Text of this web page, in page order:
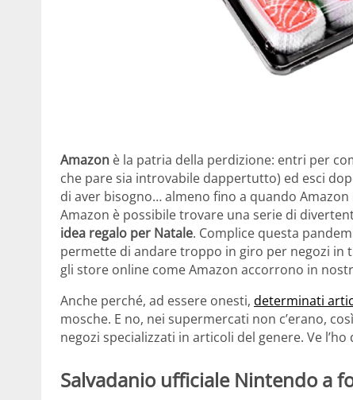
Amazon è la patria della perdizione: entri per
che pare sia introvabile dappertutto) ed esci
di aver bisogno… almeno fino a quando
Amazon è possibile trovare una serie di
idea regalo per Natale. Complice questa
permette di andare troppo in giro per negozi in
gli store online come Amazon accorrono in
Anche perché, ad essere onesti, determinati
mosche. E no, nei supermercati non c’erano,
negozi specializzati in articoli del genere. Ve
Salvadanio ufficiale Nintendo a